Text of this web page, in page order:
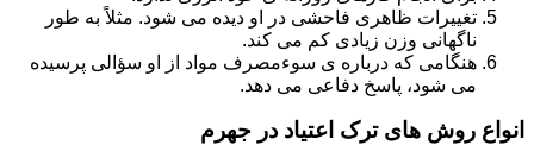
تغییرات ظاهری فاحشی در او دیده می شود. مثلاً به طور
ناگهانی وزن زیادی کم می کند.
هنگامی که درباره ی سوءمصرف مواد از او سؤالی پرسیده
می شود، پاسخ دفاعی می دهد.
انواع روش های ترک اعتیاد در جهرم